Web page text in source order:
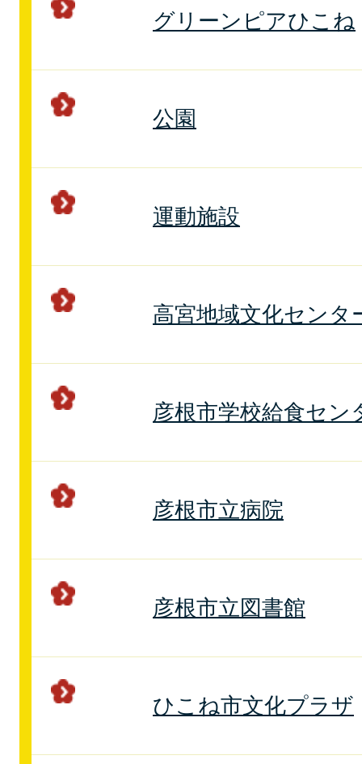
グリーンピアひこね
公園
運動施設
高宮地域文化センタ
彦根市学校給食セン
彦根市立病院
彦根市立図書館
ひこね市文化プラザ